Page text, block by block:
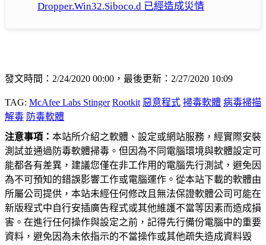
Dropper.Win32.Siboco.d 已經造成災情
發文時間：2/24/2020 00:00，最後更新：2/27/2020 10:09
TAG: McAfee Labs Stinger Rootkit 惡意程式 掃毒軟體 病毒掃描
解毒 防毒軟體
注意事項： 本站所介紹之軟體、設定或網站服務，經實際安裝
測試並通過防毒軟體掃毒。但因為不同電腦環境與軟體設定可
能都各有差異，建議您僅在非工作用的電腦先行測試，避免因
為不可預知的錯誤影響工作或電腦運作。從本站下載的軟體由
所屬公司提供，本站未經任何修改且無法保證軟體公司可能在
新版程式中自行安插廣告程式或其他維護不當等因素而造成損
害。在進行任何操作與設定之前，記得先行備份電腦中的重要
資料，避免因為未依指示的不當操作或其他疏失造成資料毀